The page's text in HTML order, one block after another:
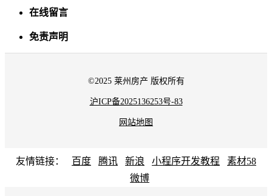
在线留言
免责声明
©2025 莱州房产 版权所有
沪ICP备2025136253号-83
网站地图
友情链接： 百度 腾讯 新浪 小程序开发教程
素材58
微博